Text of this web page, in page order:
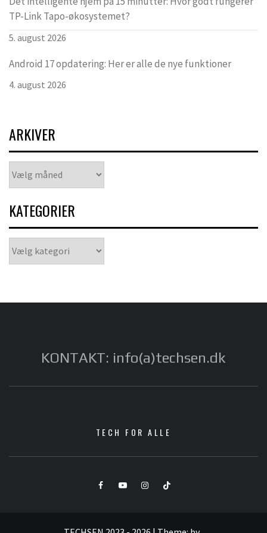
TP-Link Tapo-økosystemet?
5. august 2026
Android 17 opdatering: Her er alle de nye funktioner
4. august 2026
ARKIVER
KATEGORIER
KONTAKT: info(a)techsen.dk
TECH FOR ALLE
FacebookYouTubeInstagramTikTok